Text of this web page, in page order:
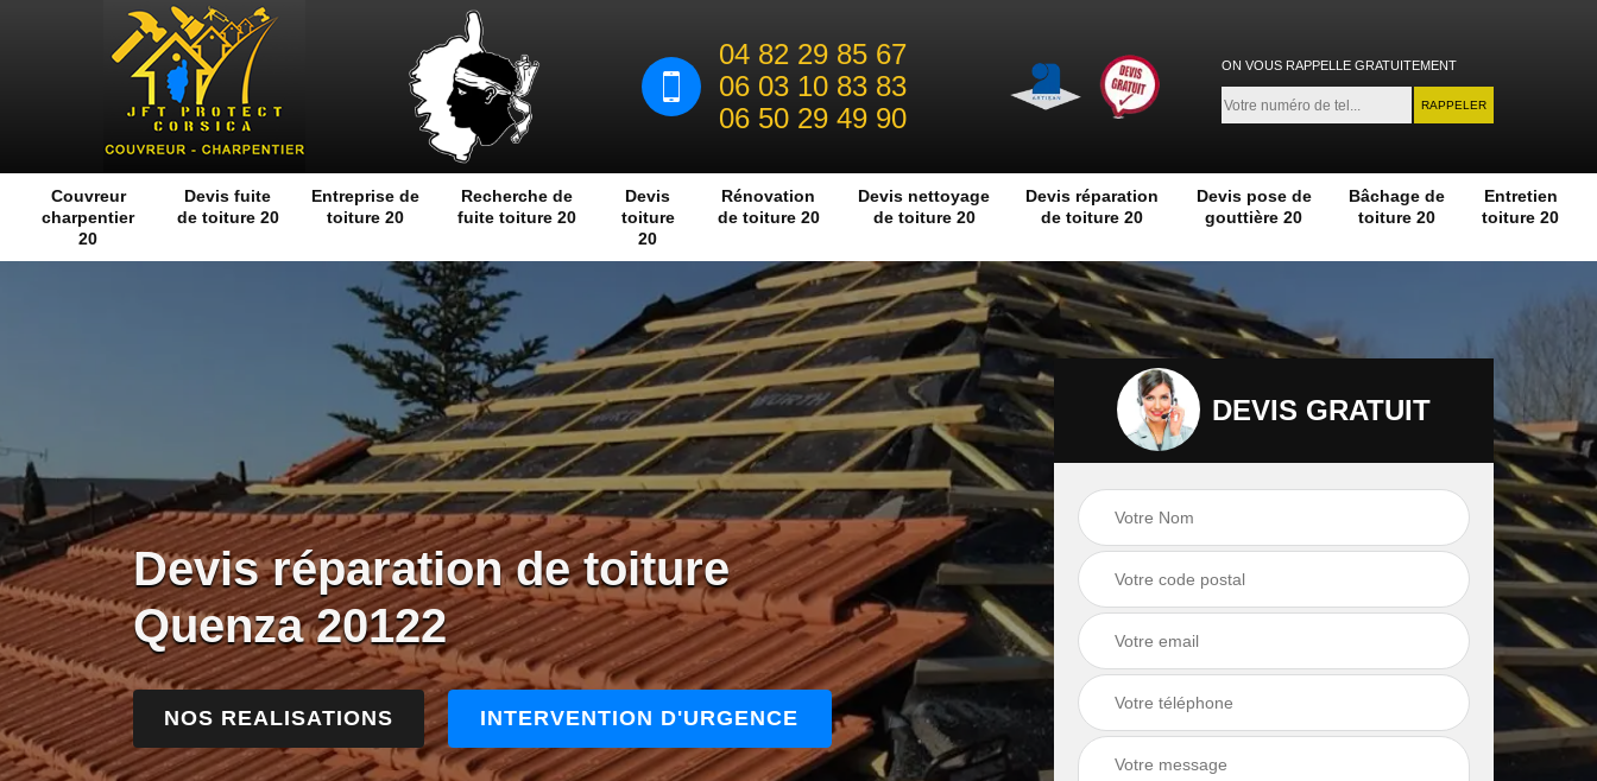
04 82 29 85 67
06 03 10 83 83
06 50 29 49 90
ON VOUS RAPPELLE GRATUITEMENT
Couvreur
charpentier
20
Devis fuite
de toiture 20
Entreprise de
toiture 20
Recherche de
fuite toiture 20
Devis
toiture
20
Rénovation
de toiture 20
Devis nettoyage
de toiture 20
Devis réparation
de toiture 20
Devis pose de
gouttière 20
Bâchage de
toiture 20
Entretien
toiture 20
Devis réparation de toiture
Quenza 20122
NOS REALISATIONS INTERVENTION D'URGENCE
DEVIS GRATUIT